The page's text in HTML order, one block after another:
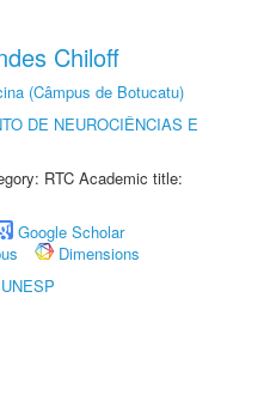
Chiloff
(Câmpus de Botucatu)
DE NEUROCIÊNCIAS E
RTC Academic title:
Google Scholar
Dimensions